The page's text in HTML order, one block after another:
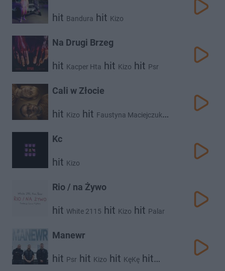
hit Bandura hit Kizo
Na Drugi Brzeg
hit Kacper Hta hit Kizo hit Psr
Cali w Złocie
hit Kizo hit Faustyna Maciejczuk
Kc
hit Kizo
Rio / na Żywo
hit White 2115 hit Kizo hit Palar
Manewr
hit Psr hit Kizo hit KęKę hit